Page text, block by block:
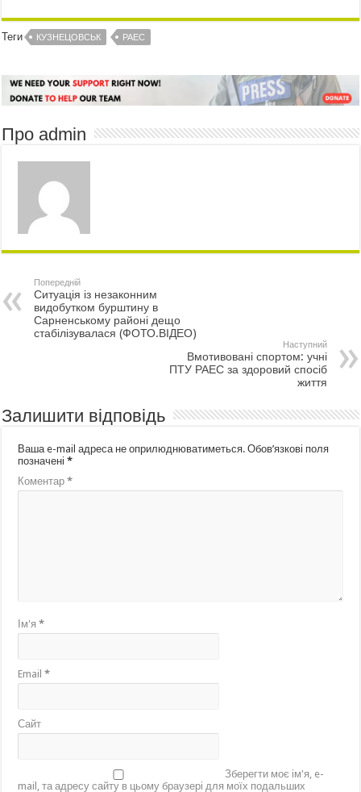
Теги КУЗНЕЦОВСЬК РАЕС
Про admin
Попередній
Ситуація із незаконним
видобутком бурштину в
Сарненському районі дещо
стабілізувалася (ФОТО.ВІДЕО)
Наступний
Вмотивовані спортом: учні
ПТУ РАЕС за здоровий спосіб
життя
Залишити відповідь
Ваша e-mail адреса не оприлюднюватиметься. Обов’язкові поля
позначені*
Коментар*
Ім'я*
Email*
Сайт
Зберегти моє ім'я, e-
mail, та адресу сайту в цьому браузері для моїх подальших